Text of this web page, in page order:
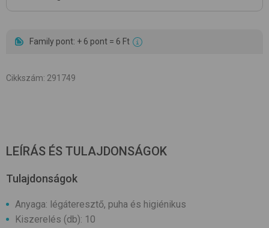
Family pont: + 6 pont = 6 Ft
Cikkszám: 291749
LEÍRÁS ÉS TULAJDONSÁGOK
Tulajdonságok
Anyaga: légáteresztő, puha és higiénikus
Kiszerelés (db): 10